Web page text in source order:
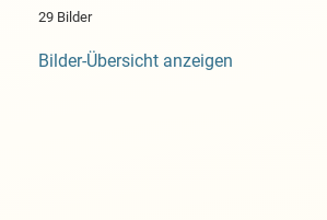
29 Bilder
Bilder-Übersicht anzeigen